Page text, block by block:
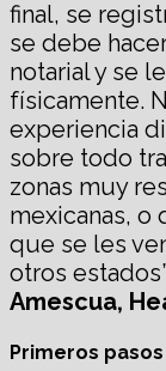
final, se
se debe
notarial y se
físicamente.
experiencia
sobre todo
zonas muy
mexicanas,
que se les
otros
Amescua,
Primeros